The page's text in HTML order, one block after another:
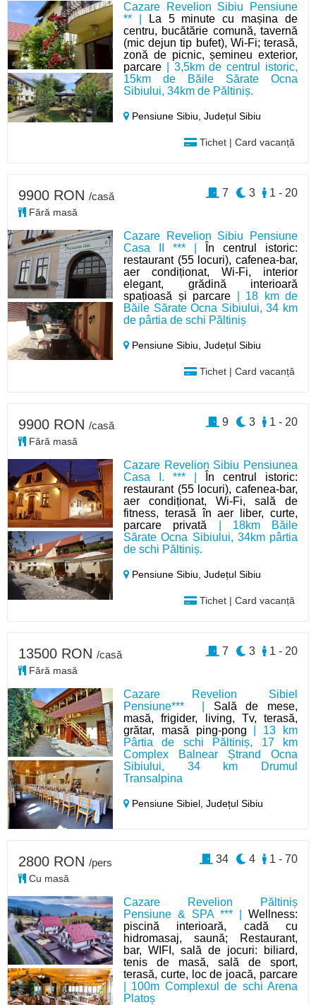
Cazare Revelion Sibiu Pensiune
** |
La 5 minute cu mașina de
centru, bucătărie comună, tavernă
(mic dejun tip bufet), Wi-Fi; terasă,
zonă de picnic, șemineu exterior,
parcare | 3,5km de centrul istoric,
15km de Băile Sărate Ocna
Sibiului, 34km de Păltiniș.
Pensiune Sibiu,Județul Sibiu
Tichet | Card vacanță
Cazare Revelion Sibiu Pensiune
Casa II *** |
În centrul istoric:
restaurant (55 locuri), cafenea-bar,
aer condiționat, Wi-Fi, interior
elegant, grădină interioară
spațioasă și parcare | 18 km de
Băile Sărate Ocna Sibiului, 34 km
de pârtia de schi Păltiniș
Pensiune Sibiu,Județul Sibiu
Tichet | Card vacanță
9900 RON /casă
Fără masă
1 - 20
3
7
Cazare Revelion Sibiu Pensiunea
Casa I. *** |
În centrul istoric:
restaurant (55 locuri), cafenea-bar,
aer condiționat, Wi-Fi, sală de
fitness, terasă în aer liber, curte,
parcare privată | 18km Băile
Sărate Ocna Sibiului, 34km pârtia
de schi Păltiniș.
Pensiune Sibiu,Județul Sibiu
Tichet | Card vacanță
9900 RON /casă
Fără masă
1 - 20
3
9
Cazare Revelion Sibiel
Pensiune*** | Sală de mese,
masă, frigider, living, Tv, terasă,
grătar, masă ping-pong | 13 km
Pârtia de schi Păltiniș, 17 km
Complex Balnear Ștrand Ocna
Sibiului, 34 km Drumul
Transalpina
Pensiune Sibiel,Județul Sibiu
13500 RON /casă
Fără masă
1 - 20
3
7
Cazare Revelion Păltiniș
Pensiune & SPA *** | Wellness:
piscină interioară, cadă cu
hidromasaj, saună; Restaurant,
bar, WIFI, sală de jocuri: biliard,
tenis de masă, sală de sport,
terasă, curte, loc de joacă, parcare
| 100m Complexul de schi Arena
Platoș
2800 RON /pers
Cu masă
1 - 70
4
34